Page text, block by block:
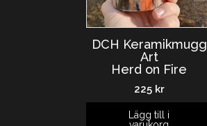
DCH Keramikmugg
Art
Herd on Fire
225 kr
Lägg till i